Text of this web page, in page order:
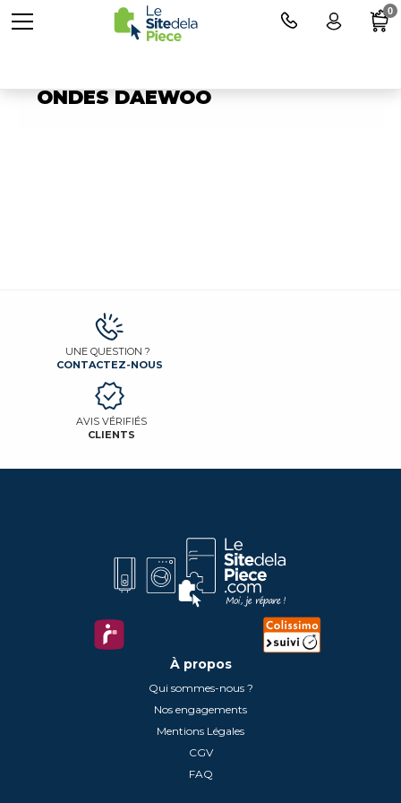
ONDES DAEWOO
UNE QUESTION ?
CONTACTEZ-NOUS
AVIS VÉRIFIÉS
CLIENTS
À propos
Qui sommes-nous ?
Nos engagements
Mentions Légales
CGV
FAQ
0